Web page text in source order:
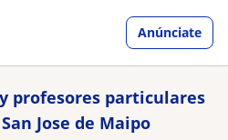
Anúnciate
profesores particulares
Jose de Maipo